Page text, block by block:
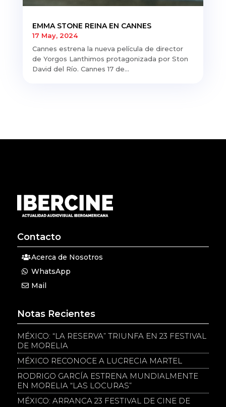
EMMA STONE REINA EN CANNES
17 May, 2024
Cannes estrena la nueva película de director
de Yorgos Lanthimos protagonizada por Ston
David del Río. Cannes 17 de...
Contacto
Acerca de Nosotros
WhatsApp
Mail
Notas Recientes
MÉXICO: “LA RESERVA” TRIUNFA EN 23 FESTIVAL
DE MORELIA
MÉXICO RECONOCE A LUCRECIA MARTEL
RODRIGO GARCÍA ESTRENA MUNDIALMENTE
EN MORELIA “LAS LOCURAS”
MÉXICO: ARRANCA 23 FESTIVAL DE CINE DE